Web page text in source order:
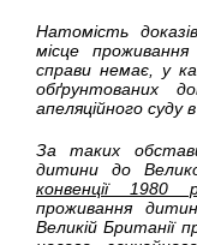
Натомість
місце
справи немає, у
обґрунтованих
апеляційного суду
За таких
дитини до
конвенції 1980
проживання
Великій Британії